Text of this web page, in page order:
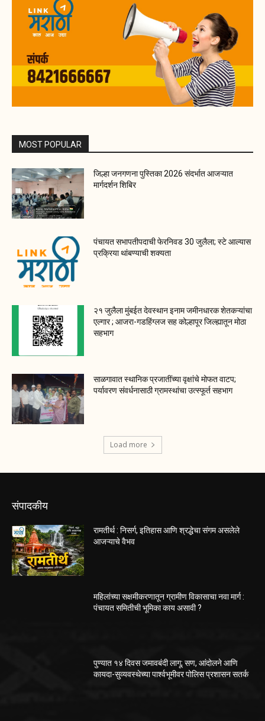
MOST POPULAR
जिल्हा जनगणना पुस्तिका 2026 संदर्भात आजऱ्यात
मार्गदर्शन शिबिर
पंचायत सभापतीपदाची फेरनिवड 30 जुलैला; स्टे आल्यास
प्रक्रिया थांबण्याची शक्यता
२१ जुलैला मुंबईत देवस्थान इनाम जमीनधारक शेतकऱ्यांचा
एल्गार ; आजरा-गडहिंग्लज सह कोल्हापूर जिल्ह्यातून मोठा
सहभाग
साळगावात स्थानिक प्रजातींच्या वृक्षांचे मोफत वाटप;
पर्यावरण संवर्धनासाठी ग्रामस्थांचा उत्स्फूर्त सहभाग
Load more
संपादकीय
रामतीर्थ : निसर्ग, इतिहास आणि श्रद्धेचा संगम असलेले
आजऱ्याचे वैभव
महिलांच्या सक्षमीकरणातून ग्रामीण विकासाचा नवा मार्ग :
पंचायत समितीची भूमिका काय असावी ?
पुण्यात १४ दिवस जमावबंदी लागू; सण, आंदोलने आणि
कायदा-सुव्यवस्थेच्या पार्श्वभूमीवर पोलिस प्रशासन सतर्क